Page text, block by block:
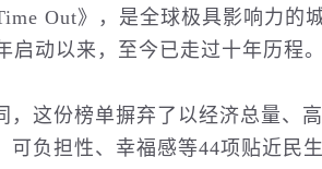
Out》，是全球极具影响力的
启动以来，至今已走过十年历程。
，这份榜单摒弃了以经济总量、
可负担性、幸福感等44项贴近 民生